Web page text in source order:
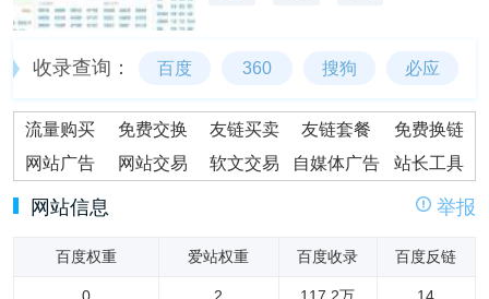
收录查询： 百度 360 搜狗 必应
流量购买 免费交换 友链买卖 友链套餐
免费换链
网站广告
网站交易 软文交易 自媒体广告 站长工具
网站信息 举报
百度权重 爱站权重 百度收录 百度反链